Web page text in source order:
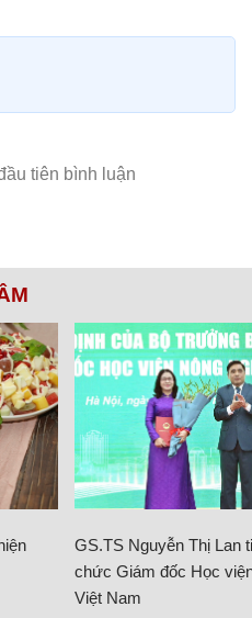
GS.TS Nguyễn Thị Lan
chức Giám đốc Học
Việt Nam